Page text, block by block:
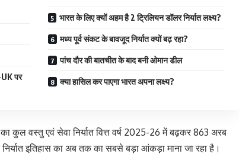
पर
भारत के लिए क्यों अहम है 2 ट्रिलियन डॉलर निर्यात लक्ष्य?
मध्य पूर्व संकट के बावजूद निर्यात क्यों बढ़ रहा?
पांच दौर की बातचीत के बाद बनी ओमान डील
क्या हासिल कर पाएगा भारत अपना लक्ष्य?
कुल वस्तु एवं सेवा निर्यात वित्त वर्ष 2025-26 में बढ़कर 863 अरब
इतिहास का अब तक का सबसे बड़ा आंकड़ा माना जा रहा है।